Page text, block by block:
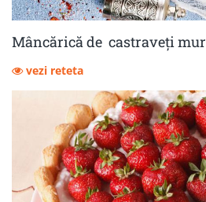
Mâncărică de castraveţi
vezi reteta